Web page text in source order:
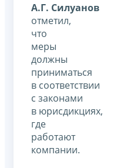
А.Г. Силуанов
отметил,
что
меры
должны
приниматься
в соответствии
с законами
в юрисдикциях,
где
работают
компании.